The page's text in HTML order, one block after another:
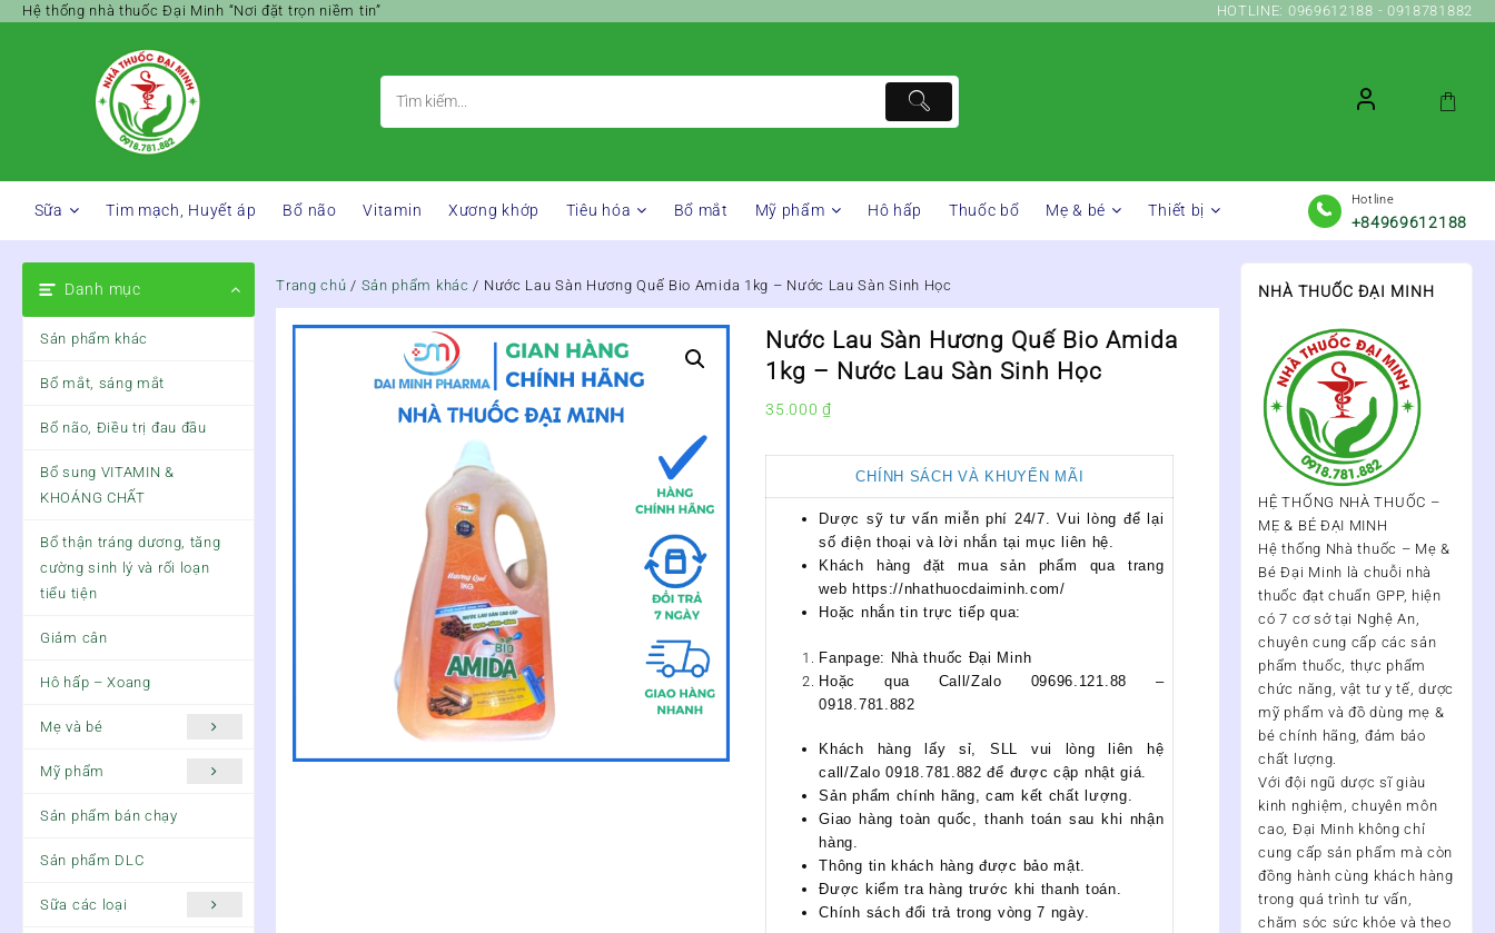
SkipHệ thống nhà thuốc Đại Minh “Nơi đặt trọn niềm tin” HOTLINE: 0969612188 - 0918781882
Sữa Tim mạch, Huyết áp Bổ não Vitamin Xương khớp Tiêu hóa Bổ mắt Mỹ phẩm Hô hấp Thuốc bổ Mẹ & bé Thiết bị
Hotline
+84969612188
Danh mục
Sản phẩm khác
Bổ mắt, sáng mắt
Bổ não, Điều trị đau đầu
Bổ sung VITAMIN &
KHOÁNG CHẤT
Bổ thận tráng dương, tăng
cường sinh lý và rối loạn
tiểu tiện
Giảm cân
Hô hấp – Xoang
Mẹ và bé
Mỹ phẩm
Sản phẩm bán chạy
Sản phẩm DLC
Sữa các loại
Trang chủ / Sản phẩm khác / Nước Lau Sàn Hương Quế Bio Amida 1kg – Nước Lau Sàn Sinh Học
Nước Lau Sàn Hương Quế Bio Amida
1kg – Nước Lau Sàn Sinh Học
35.000₫
CHÍNH SÁCH VÀ KHUYẾN MÃI
Dược sỹ tư vấn miễn phí 24/7. Vui lòng để lại
số điện thoại và lời nhắn tại mục liên hệ.
Khách hàng đặt mua sản phẩm qua trang
web https://nhathuocdaiminh.com/
Hoặc nhắn tin trực tiếp qua:
Fanpage: Nhà thuốc Đại Minh
Hoặc qua Call/Zalo 09696.121.88 –
0918.781.882
Khách hàng lấy sỉ, SLL vui lòng liên hệ
call/Zalo 0918.781.882 để được cập nhật giá.
Sản phẩm chính hãng, cam kết chất lượng.
Giao hàng toàn quốc, thanh toán sau khi nhận
hàng.
Thông tin khách hàng được bảo mật.
Được kiểm tra hàng trước khi thanh toán.
Chính sách đổi trả trong vòng 7 ngày.
NHÀ THUỐC ĐẠI MINH
HỆ THỐNG NHÀ THUỐC –
MẸ & BÉ ĐẠI MINH
Hệ thống Nhà thuốc – Mẹ &
Bé Đại Minh là chuỗi nhà
thuốc đạt chuẩn GPP, hiện
có7 cơ sở tại Nghệ An,
chuyên cung cấp các sản
phẩm thuốc, thực phẩm
chức năng, vật tư y tế, dược
mỹ phẩm và đồ dùng mẹ &
bé chính hãng, đảm bảo
chất lượng.
Với đội ngũ dược sĩ giàu
kinh nghiệm, chuyên môn
cao, Đại Minh không chỉ
cung cấp sản phẩm mà còn
đồng hành cùng khách hàng
trong quá trình tư vấn,
chăm sóc sức khỏe và theo